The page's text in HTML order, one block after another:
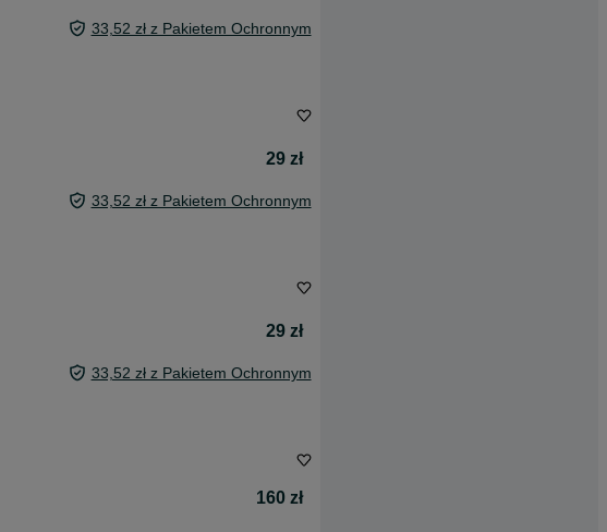
33,52 zł z Pakietem Ochronnym
29 zł
33,52 zł z Pakietem Ochronnym
29 zł
33,52 zł z Pakietem Ochronnym
160 zł